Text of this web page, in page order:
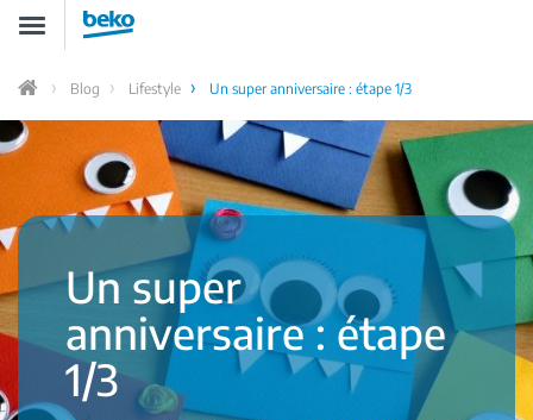
principal
Toggle
navigation
Accueil
Blog Lifestyle Un super anniversaire : étape 1/3
Un super
anniversaire : étape
1/3